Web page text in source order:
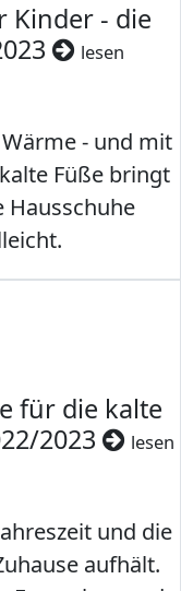
Kinder - die
lesen
- und mit
Füße bringt
Hausschuhe
für die kalte
2023
lesen
und die
aufhält.